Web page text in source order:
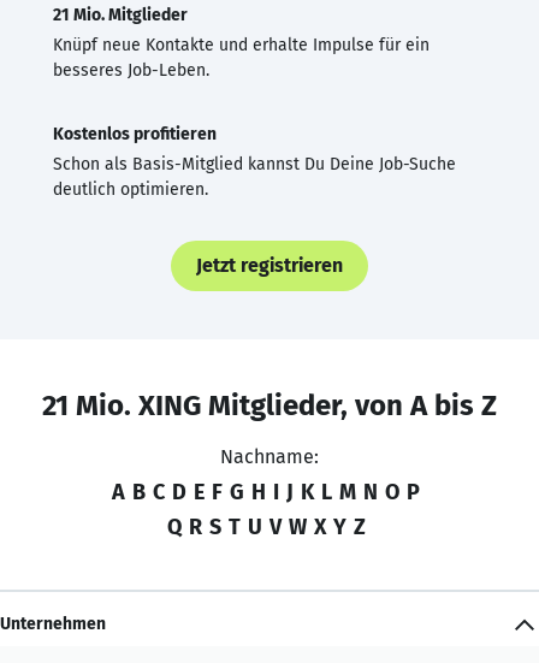
21 Mio. Mitglieder
Knüpf neue Kontakte und erhalte Impulse für ein
besseres Job-Leben.
Kostenlos profitieren
Schon als Basis-Mitglied kannst Du Deine Job-Suche
deutlich optimieren.
Jetzt registrieren
21 Mio. XING Mitglieder, von A bis Z
Nachname:
A B C D E F G H I J K L M N O P
Q R S T U V W X Y Z
Unternehmen